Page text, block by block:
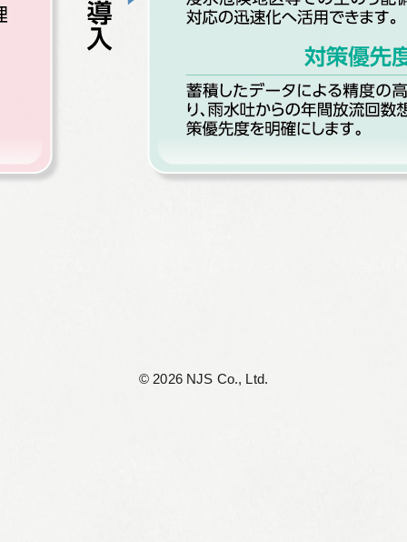
©︎ 2026 NJS Co., Ltd.